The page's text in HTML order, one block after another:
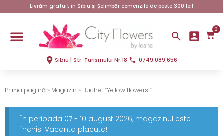
Livrăm gratuit în Sibiu și Șelimbăr comenzile de peste 300 lei!
0
Sibiu | Str. Turismului Nr.18 0749.089.656
Prima pagină » Magazin » Buchet “Yellow flowers!”
În perioada 07 - 10 august 2026, magazinul este
închis. Vacanta placuta!